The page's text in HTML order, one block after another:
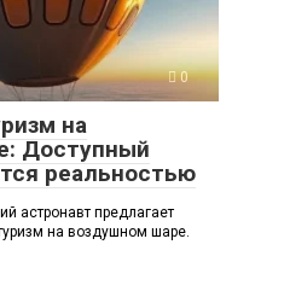
0
на
Доступный
реальностью
астронавт предлагает
на воздушном шаре.